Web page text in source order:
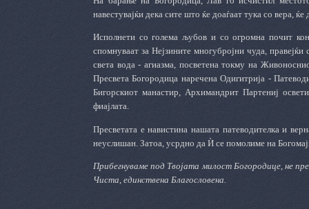
навестувајќи дека сите што ќе доаѓаат тука со вера,
Исполнети со голема љубов и со огромна почит
спомнуваат за Нејзините многубројни чуда,
света вода - агиазма, посветена токму на
Пресвета Богородица наречена Одигитрија -
Бигорскиот манастир, Архимандрит Партениј
фиајлата.
Пресветата е навистина нашата патеводителка и
неуслишан. Затоа, усрдно да Ѝ се помолиме на
Прибегнуваме под Твојата милост Богородице, не
Чиста, единствена Благословена.